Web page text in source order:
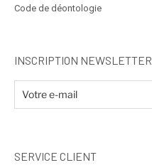
Code de déontologie
INSCRIPTION NEWSLETTER
SERVICE CLIENT